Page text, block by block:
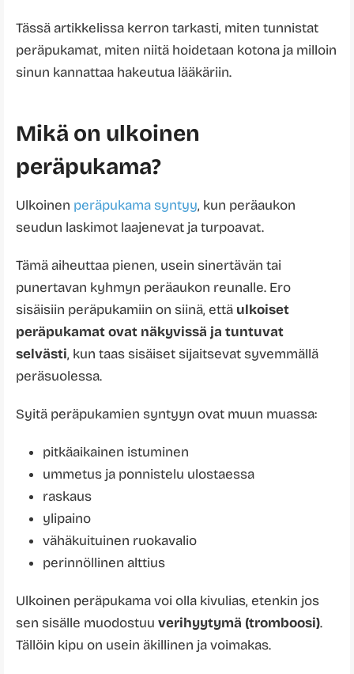
Tässä artikkelissa kerron tarkasti, miten tunnistat
peräpukamat, miten niitä hoidetaan kotona ja milloin
sinun kannattaa hakeutua lääkäriin.
Mikä on ulkoinen
peräpukama?
Ulkoinen peräpukama syntyy, kun peräaukon
seudun laskimot laajenevat ja turpoavat.
Tämä aiheuttaa pienen, usein sinertävän tai
punertavan kyhmyn peräaukon reunalle. Ero
sisäisiin peräpukamiin on siinä, että ulkoiset
peräpukamat ovat näkyvissä ja tuntuvat
selvästi, kun taas sisäiset sijaitsevat syvemmällä
peräsuolessa.
Syitä peräpukamien syntyyn ovat muun muassa:
pitkäaikainen istuminen
ummetus ja ponnistelu ulostaessa
raskaus
ylipaino
vähäkuituinen ruokavalio
perinnöllinen alttius
Ulkoinen peräpukama voi olla kivulias, etenkin jos
sen sisälle muodostuu verihyytymä (tromboosi).
Tällöin kipu on usein äkillinen ja voimakas.